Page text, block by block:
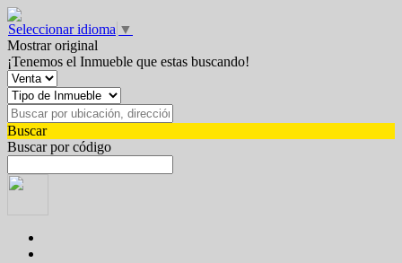
Seleccionar idioma ▼
Mostrar original
¡Tenemos el Inmueble que estas buscando!
Buscar
Buscar por código